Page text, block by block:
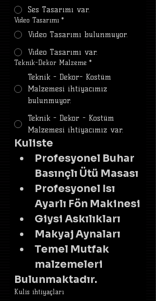
Ses Tasarımı var.
Video Tasarımı *
Video Tasarımı bulunmuyor.
Video Tasarımı var.
Teknik-Dekor Malzeme *
Teknik - Dekor- Kostüm
Malzemesi ihtiyacımız
bulunmuyor.
Teknik - Dekor - Kostüm
Malzemesi ihtiyacımız var.
Kuliste
Profesyonel Buhar
Basınçlı Ütü Masası
Profesyonel Isı
Ayarlı Fön Makinesi
Giysi Askılıkları
Makyaj Aynaları
Temel Mutfak
malzemeleri
Bulunmaktadır.
Kulis ihtiyaçları